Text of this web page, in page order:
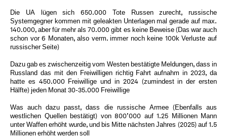
Die UA lügen sich 650.000 Tote Russen zurecht, russische
Systemgegner kommen mit geleakten Unterlagen mal gerade auf max.
140.000, aber für mehr als 70.000 gibt es keine Beweise (Das war auch
schon vor 6 Monaten, also verm. immer noch keine 100k Verluste auf
russischer Seite)
Dazu gab es zwischenzeitig vom Westen bestätigte Meldungen, dass in
Russland das mit den Freiwilligen richtig Fahrt aufnahm in 2023, da
hatte es 450.000 Freiwillige und in 2024 (zumindest in der ersten
Hälfte) jeden Monat 30-35.000 Freiwillige
Was auch dazu passt, dass die russische Armee (Ebenfalls aus
westlichen Quellen bestätigt) von 800’000 auf 1.25 Millionen Mann
unter Waffen erhöht wurde, und bis Mitte nächsten Jahres (2025) auf 1.5
Millionen erhöht werden soll